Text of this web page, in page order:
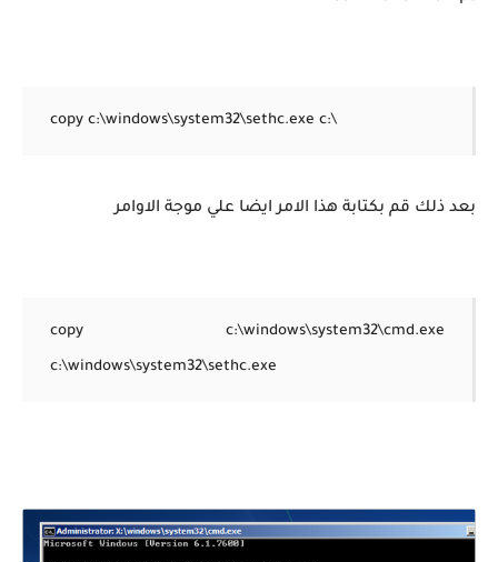
copy c:\windows\system32\sethc.exe c:\
بعد ذلك قم بكتابة هذا الامر ايضا علي موجة الاوامر
copy c:\windows\system32\cmd.exe
c:\windows\system32\sethc.exe